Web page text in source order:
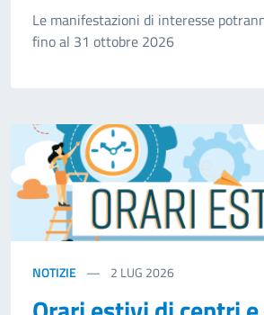
Le manifestazioni di interesse
fino al 31 ottobre 2026
NOTIZIE 2 LUG 2026